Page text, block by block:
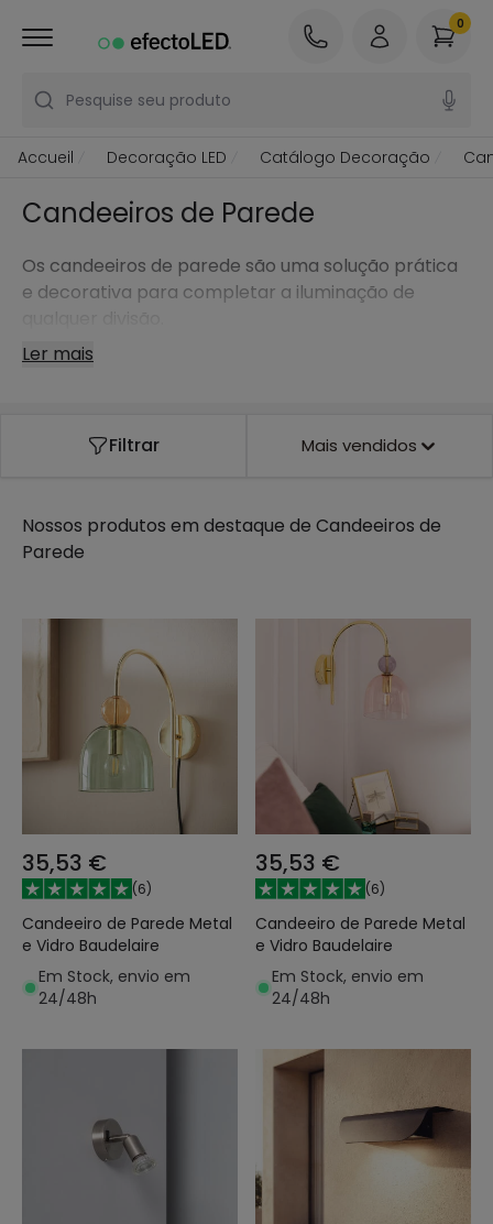
Pesquise seu produto
0
Accueil Decoração LED Catálogo Decoração
Candeeiros de Parede
Os candeeiros de parede são uma solução prática
e decorativa para completar a iluminação de
Ler mais
Filtrar Mais vendidos
Nossos produtos em destaque de Candeeiros de
Parede
35,53 €
(6)
Candeeiro de Parede Metal
e Vidro Baudelaire
Em Stock, envio em
24/48h
35,53 €
(6)
Candeeiro de Parede Metal
e Vidro Baudelaire
Em Stock, envio em
24/48h